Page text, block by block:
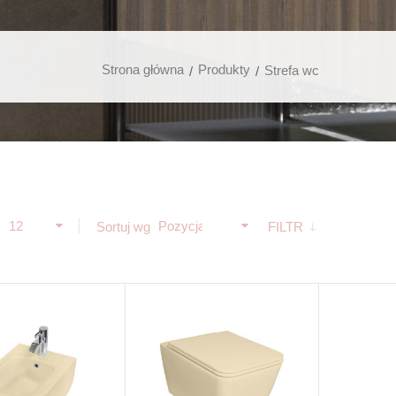
Strona główna Produkty Strefa wc
Sortuj wg Pozycja FILTR
12